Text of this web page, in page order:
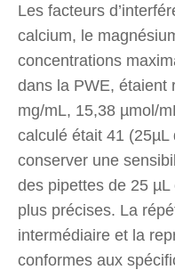
Les facteurs
calcium, le
concentrations
dans la PWE, étaient
mg/mL, 15,38 µmol/
calculé était 41
conserver une
des pipettes de 25
plus précises. La
intermédiaire et la
conformes aux